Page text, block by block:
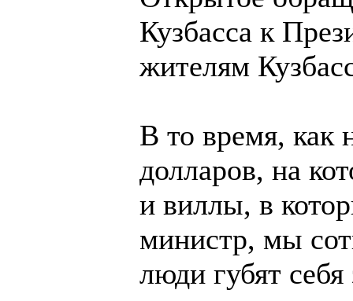
Кузбасса к
жителям
В то время, как
долларов, на
и виллы, в
министр, мы
люди губят себя